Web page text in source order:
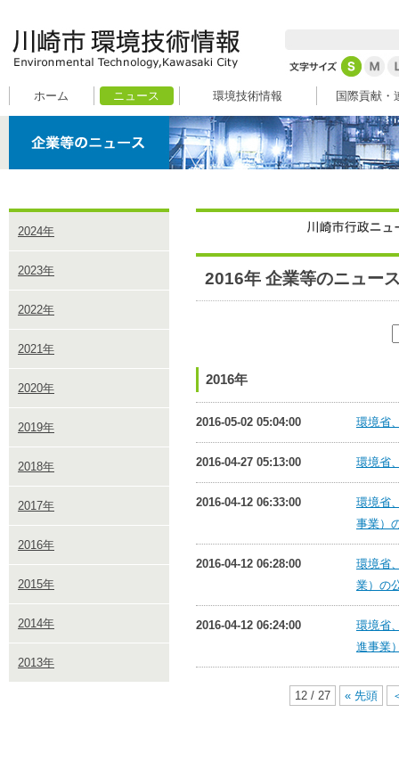
ホーム ニュース 環境技術情報 国際貢献・
2024年
2023年
2022年
2021年
2020年
2019年
2018年
2017年
2016年
2015年
2014年
2013年
2016年 企業等のニュー
2016年
2016-05-02 05:04:00 環境省
2016-04-27 05:13:00 環境省
2016-04-12 06:33:00
環境省
事業）
2016-04-12 06:28:00
環境省
業）の
2016-04-12 06:24:00
環境省
進事業
12 / 27 « 先頭